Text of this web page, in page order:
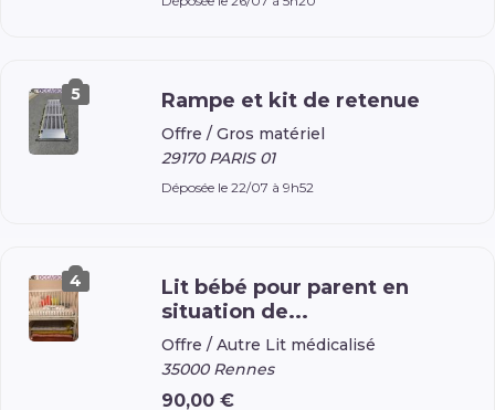
5 Rampe et kit de retenue
Offre / Gros matériel
29170 PARIS 01
Déposée le 22/07 à 9h52
4
Lit bébé pour parent en
situation de...
Offre / Autre Lit médicalisé
35000 Rennes
90,00 €